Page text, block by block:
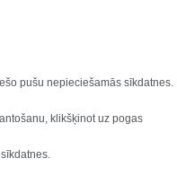
pušu nepieciešamās sīkdatnes.
klikšķinot uz pogas
Stundu saraksta izmaiņas
Ēdienkarte